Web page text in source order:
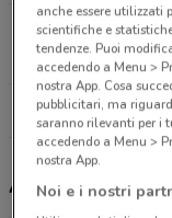
Via
5.4 km
Altri volantini
anche essere utilizzati
scientifiche e
tendenze. Puoi
accedendo a Menu >
nostra App. Cosa
pubblicitari, ma
saranno rilevanti per i
accedendo a Menu >
nostra App.
Noi e i nostri